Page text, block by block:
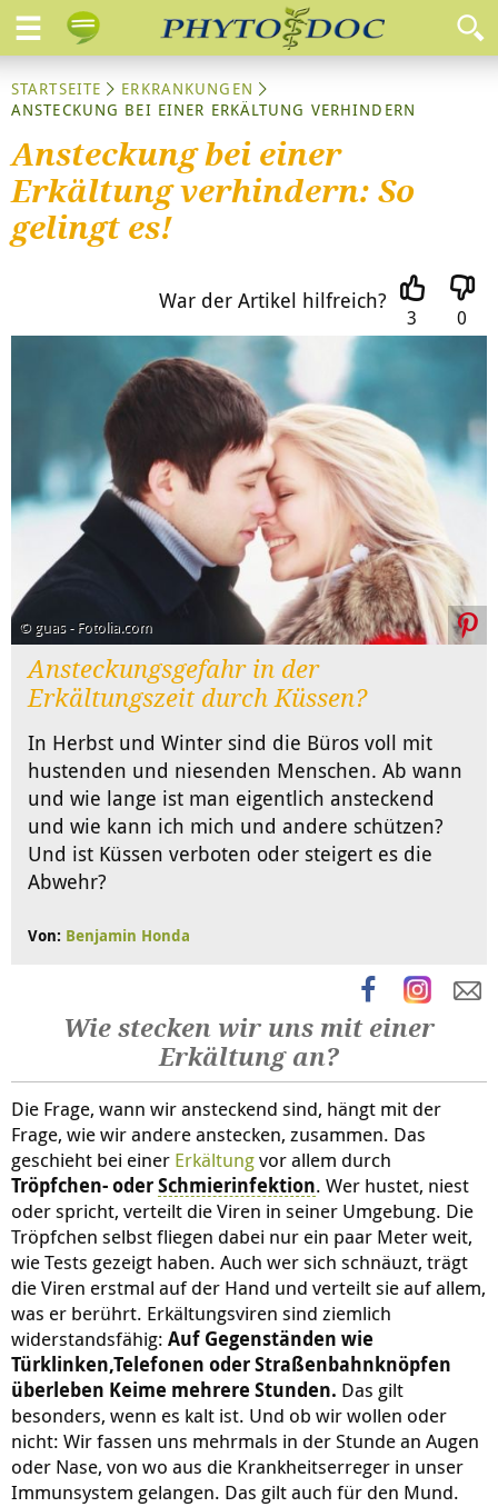
STARTSEITE
ERKRANKUNGEN
ANSTECKUNG BEI EINER ERKÄLTUNG VERHINDERN
Ansteckung bei einer
Erkältung verhindern: So
gelingt es!
War der Artikel hilfreich?
3 0
© guas - Fotolia.com
Ansteckungsgefahr in der
Erkältungszeit durch Küssen?
In Herbst und Winter sind die Büros voll mit
hustenden und niesenden Menschen. Ab wann
und wie lange ist man eigentlich ansteckend
und wie kann ich mich und andere schützen?
Und ist Küssen verboten oder steigert es die
Abwehr?
Von: Benjamin Honda
Wie stecken wir uns mit einer
Erkältung an?
Die Frage, wann wir ansteckend sind, hängt mit der
Frage, wie wir andere anstecken, zusammen. Das
geschieht bei einer Erkältungvor allem durch
Tröpfchen- oderSchmierinfektion. Wer hustet, niest
oder spricht, verteilt die Viren in seiner Umgebung. Die
Tröpfchen selbst fliegen dabei nur ein paar Meter weit,
wie Tests gezeigt haben. Auch wer sich schnäuzt, trägt
die Viren erstmal auf der Hand und verteilt sie auf allem,
was er berührt. Erkältungsviren sind ziemlich
widerstandsfähig: Auf Gegenständen wie
Türklinken,Telefonen oder Straßenbahnknöpfen
überleben Keime mehrere Stunden. Das gilt
besonders, wenn es kalt ist. Und ob wir wollen oder
nicht: Wir fassen uns mehrmals in der Stunde an Augen
oder Nase, von wo aus die Krankheitserreger in unser
Immunsystem gelangen. Das gilt auch für den Mund.